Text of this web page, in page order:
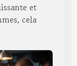
et
cela